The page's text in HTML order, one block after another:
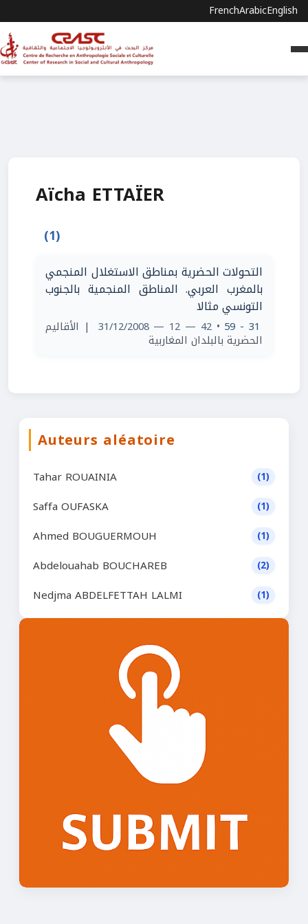
FrenchArabicEnglish
Aïcha ETTAÏER
(1)
التحولات الحضرية بمناطق الاستغلال المنجمي
بالمغرب العربي. المناطق المنجمية بالجنوب
التونسي مثالا
31 - 59
• 42 — 12 — 31/12/2008 | الأقاليم
الحضرية بالبلدان المغاربية
Auteurs aléatoire
Tahar ROUAINIA (1)
Saffa OUFASKA (1)
Ahmed BOUGUERMOUH (1)
Abdelouahab BOUCHAREB (2)
Nedjma ABDELFETTAH LALMI (1)